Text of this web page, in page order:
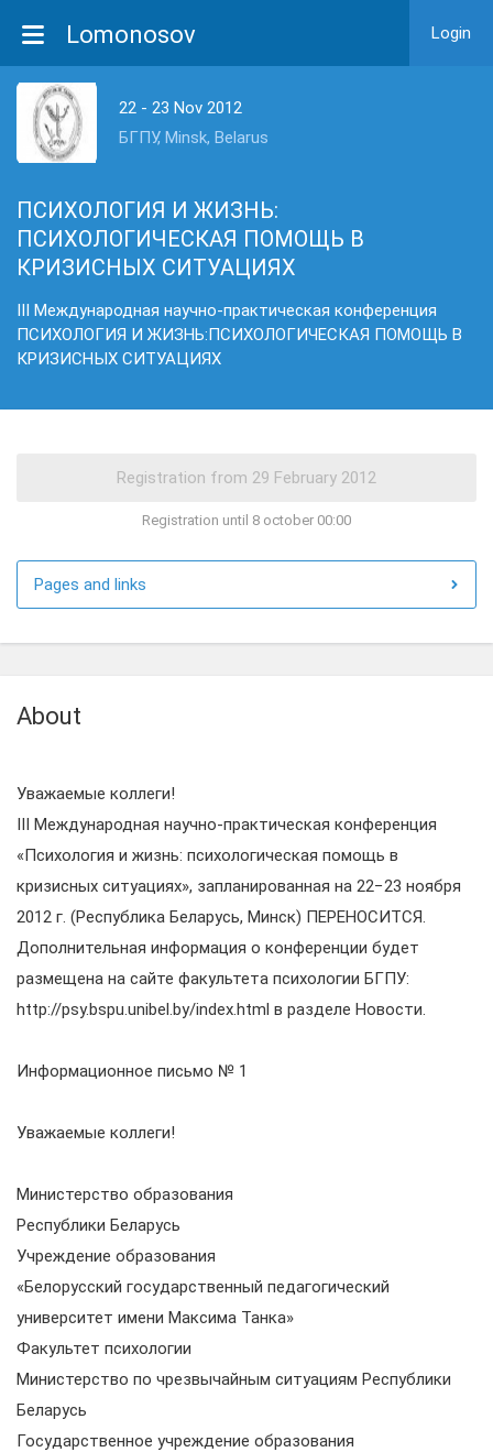
Lomonosov Login
22 - 23 Nov 2012
БГПУ, Minsk, Belarus
ПСИХОЛОГИЯ И ЖИЗНЬ:
ПСИХОЛОГИЧЕСКАЯ ПОМОЩЬ В
КРИЗИСНЫХ СИТУАЦИЯХ
III Международная научно-практическая конференция
ПСИХОЛОГИЯ И ЖИЗНЬ:ПСИХОЛОГИЧЕСКАЯ ПОМОЩЬ В
КРИЗИСНЫХ СИТУАЦИЯХ
Registration until 8 october 00:00
Pages and links
About
Уважаемые коллеги!
III Международная научно-практическая конференция
«Психология и жизнь: психологическая помощь в
кризисных ситуациях», запланированная на 22−23 ноября
2012 г. (Республика Беларусь, Минск) ПЕРЕНОСИТСЯ.
Дополнительная информация о конференции будет
размещена на сайте факультета психологии БГПУ:
http://psy.bspu.unibel.by/index.html в разделе Новости.
Информационное письмо № 1
Уважаемые коллеги!
Министерство образования
Республики Беларусь
Учреждение образования
«Белорусский государственный педагогический
университет имени Максима Танка»
Факультет психологии
Министерство по чрезвычайным ситуациям Республики
Беларусь
Государственное учреждение образования